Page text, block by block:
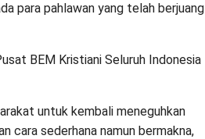
para pahlawan yang telah berjuang
BEM Kristiani Seluruh Indonesia
untuk kembali meneguhkan
cara sederhana namun bermakna,